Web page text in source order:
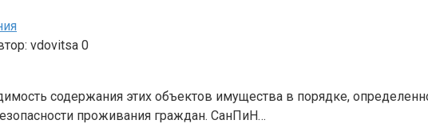
vdovitsa 0
содержания этих объектов имущества в порядке,
проживания граждан. СанПиН…